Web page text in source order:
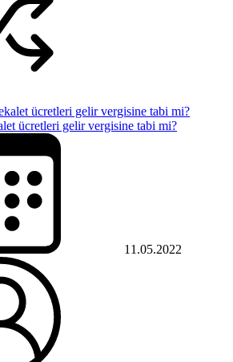
ücretleri gelir vergisine tabi mi?
11.05.2022